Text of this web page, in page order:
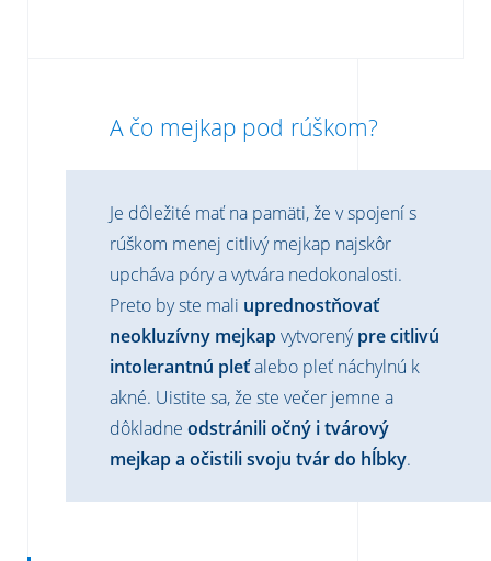
A čo mejkap pod rúškom?
Je dôležité mať na pamäti, že v spojení s
rúškom menej citlivý mejkap najskôr
upcháva póry a vytvára nedokonalosti.
Preto by ste mali uprednostňovať
neokluzívny mejkapvytvorenýpre citlivú
intolerantnú pleťalebo pleť náchylnú k
akné. Uistite sa, že ste večer jemne a
dôkladne odstránili očný i tvárový
mejkap a očistili svoju tvár do hĺbky.